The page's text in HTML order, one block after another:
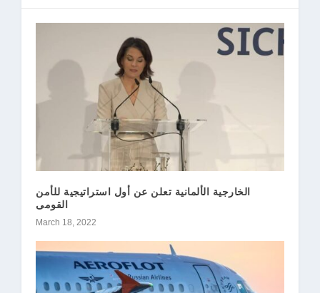
الخارجية الألمانية تعلن عن أول استراتيجية للأمن
القومى
March 18, 2022